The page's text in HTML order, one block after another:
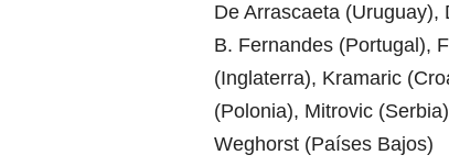
De Arrascaeta
B. Fernandes (Portugal),
(Inglaterra), Kramaric
(Polonia), Mitrovic
Weghorst (Países Bajos)